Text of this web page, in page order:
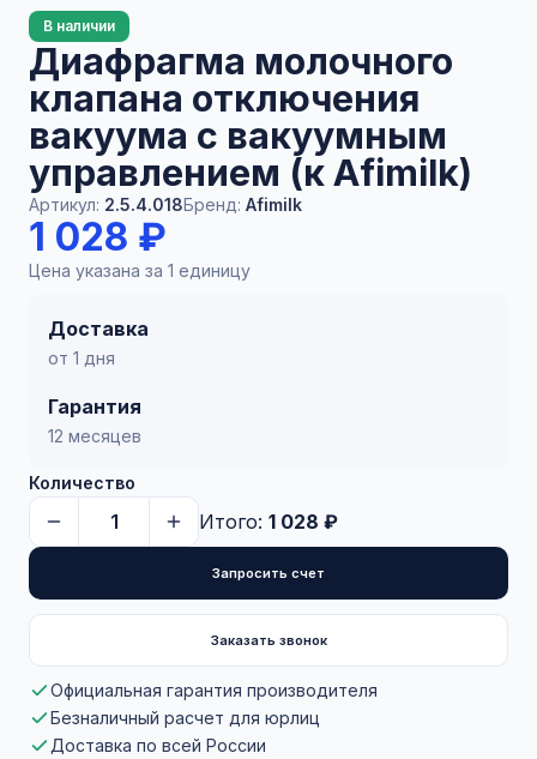
В наличии
Диафрагма молочного
клапана отключения
вакуума с вакуумным
управлением (к Afimilk)
Артикул: 2.5.4.018Бренд: Afimilk
1 028 ₽
Цена указана за 1 единицу
Доставка
от 1 дня
Гарантия
12 месяцев
Количество
Итого: 1 028 ₽
Запросить счет
Заказать звонок
Официальная гарантия производителя
Безналичный расчет для юрлиц
Доставка по всей России